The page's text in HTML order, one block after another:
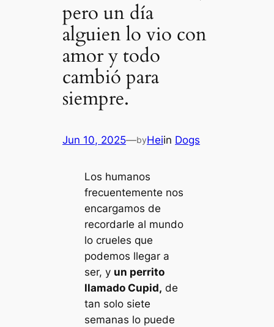
pero un día
alguien lo vio con
amor y todo
cambió para
siempre.
Jun 10, 2025—byHeiin Dogs
Los humanos
frecuentemente nos
encargamos de
recordarle al mundo
lo crueles que
podemos llegar a
ser, y un perrito
llamado Cupid, de
tan solo siete
semanas lo puede